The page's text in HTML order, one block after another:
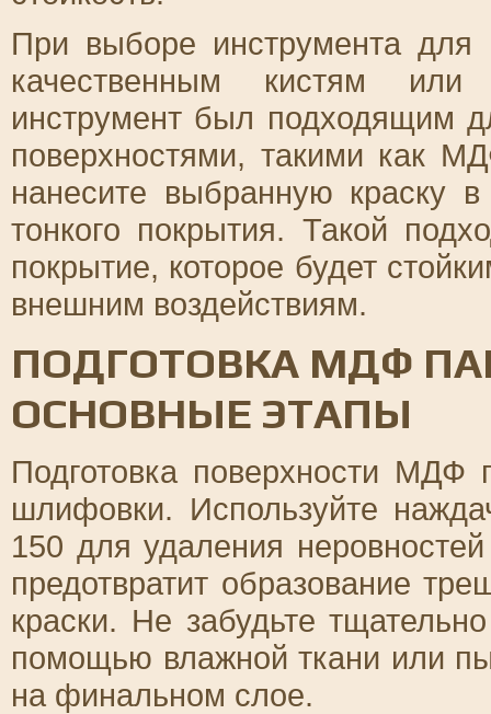
При выборе инструмента для
качественным кистям
инструмент был подходящим
поверхностями, такими как
нанесите выбранную краску
тонкого покрытия. Такой
покрытие, которое будет
внешним воздействиям.
ПОДГОТОВКА МДФ
ОСНОВНЫЕ ЭТАПЫ
Подготовка поверхности МДФ
шлифовки. Используйте
150 для удаления
предотвратит образование
краски. Не забудьте
помощью влажной ткани или
на финальном слое.